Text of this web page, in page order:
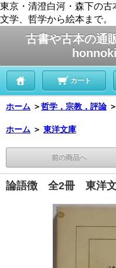
東京・清澄白河・森下の古
文学、哲学から絵本まで。
古書や古本の通
カート
ホーム ＞哲学，宗教，評論 ＞
ホーム ＞ 東洋文庫
前の商品へ
論語徴 全2冊 東洋文